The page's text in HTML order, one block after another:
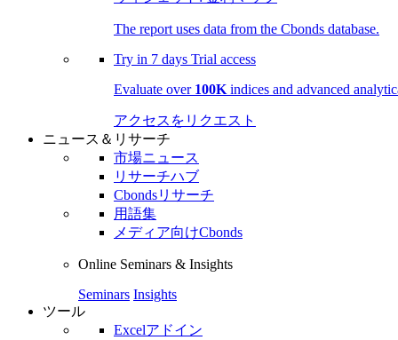
The report uses data from the Cbonds database.
Try in 7 days Trial access
Evaluate over 100K indices and advanced
アクセスをリクエスト
ニュース＆リサーチ
市場ニュース
リサーチハブ
Cbondsリサーチ
用語集
メディア向けCbonds
Online Seminars & Insights
Seminars Insights
ツール
Excelアドイン